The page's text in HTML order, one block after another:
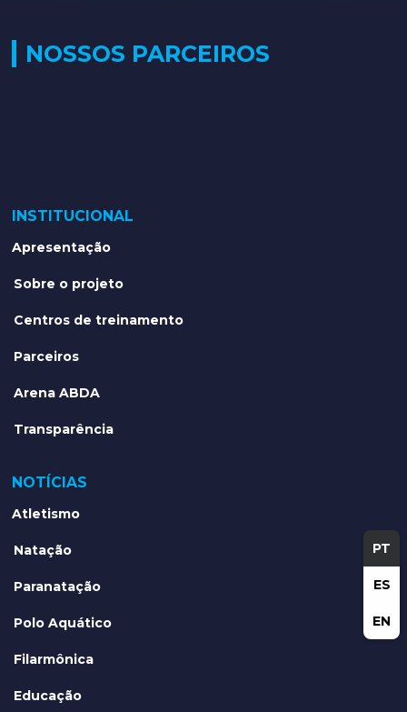
PT
ES
EN
NOSSOS PARCEIROS
INSTITUCIONAL
Apresentação
Sobre o projeto
Centros de treinamento
Parceiros
Arena ABDA
Transparência
NOTÍCIAS
Atletismo
Natação
Paranatação
Polo Aquático
Filarmônica
Educação